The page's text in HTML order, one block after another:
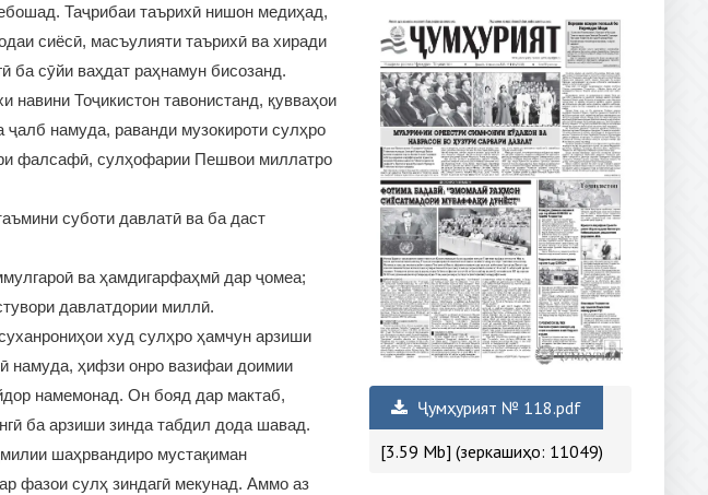
Таҷрибаи таърихӣ нишон медиҳад,
сиёсӣ, масъулияти таърихӣ ва хиради
ба сӯйи ваҳдат раҳнамун бисозанд.
навини Тоҷикистон тавонистанд, қувваҳои
ҷалб намуда, раванди музокироти сулҳро
фалсафӣ, сулҳофарии Пешвои миллатро
суботи давлатӣ ва ба даст
ва ҳамдигарфаҳмӣ дар ҷомеа;
давлатдории миллӣ.
худ сулҳро ҳамчун арзиши
намуда, ҳифзи онро вазифаи доимии
намемонад. Он бояд дар мактаб,
ба арзиши зинда табдил дода шавад.
шаҳрвандиро мустақиман
фазои сулҳ зиндагӣ мекунад. Аммо аз
Ҷумҳурият № 118.pdf
[3.59 Mb] (зеркашиҳо: 11049)